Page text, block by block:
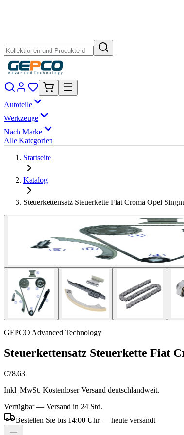
Autoteile
Werkzeuge
Nach Marke
Alle Kategorien
Startseite
Katalog
Steuerkettensatz Steuerkette Fiat Croma Opel
GEPCO Advanced Technology
Steuerkettensatz Steuerkette Fiat
€78.63
Inkl. MwSt. Kostenloser Versand deutschlandweit.
Verfügbar — Versand in 24 Std.
Bestellen Sie bis 14:00 Uhr — heute versandt